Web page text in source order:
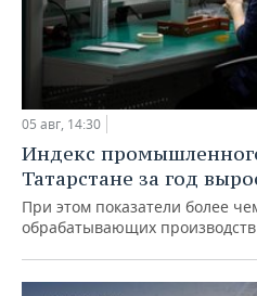
05 авг, 14:30
Индекс
Татарстане за год
При этом показатели более
обрабатывающих